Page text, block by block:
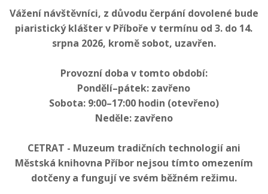
Vážení návštěvníci, z důvodu čerpání dovolené bude
piaristický klášter v Příboře v termínu od 3. do 14.
srpna 2026, kromě sobot, uzavřen.
Provozní doba v tomto období:
Pondělí–pátek: zavřeno
Sobota: 9:00–17:00 hodin (otevřeno)
Neděle: zavřeno
CETRAT - Muzeum tradičních technologií ani
Městská knihovna Příbor nejsou tímto omezením
dotčeny a fungují ve svém běžném režimu.